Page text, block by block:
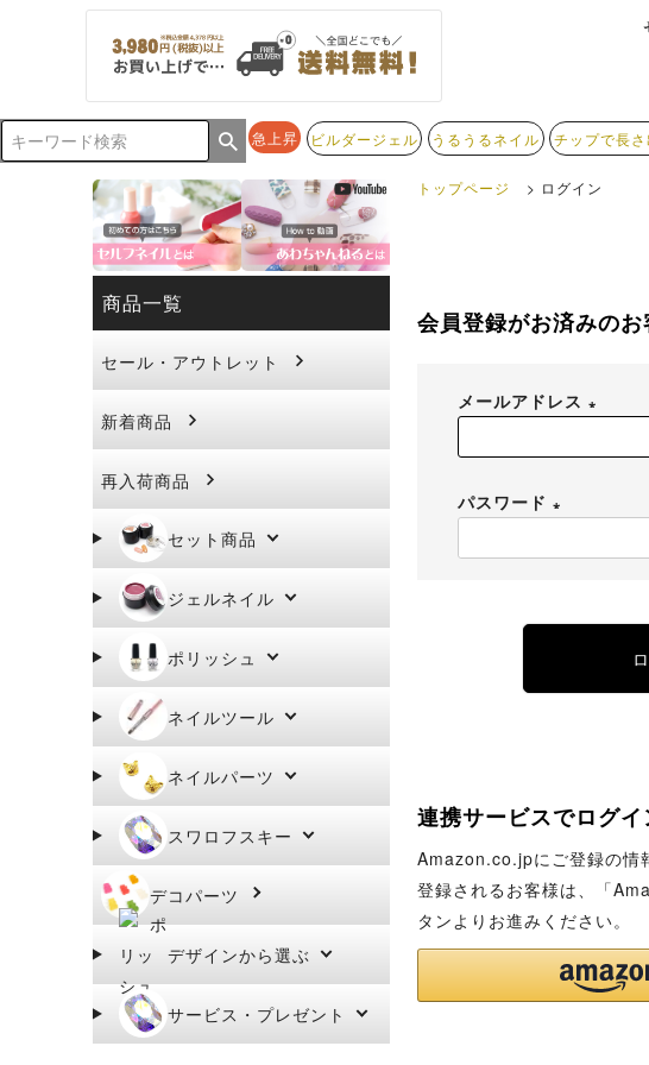
急上昇 ビルダージェル うるうるネイル チップで長さ
商品一覧
セール・アウトレット
新着商品
再入荷商品
セット商品
ジェルネイル
ポリッシュ
ネイルツール
ネイルパーツ
スワロフスキー
デコパーツ
デザインから選ぶ
サービス・プレゼント
トップページ ログイン
会員登録がお済みの
メールアドレス
パスワード
連携サービスでログ
Amazon.co.jpにご登録の情
登録されるお客様は、「
タンよりお進みください。